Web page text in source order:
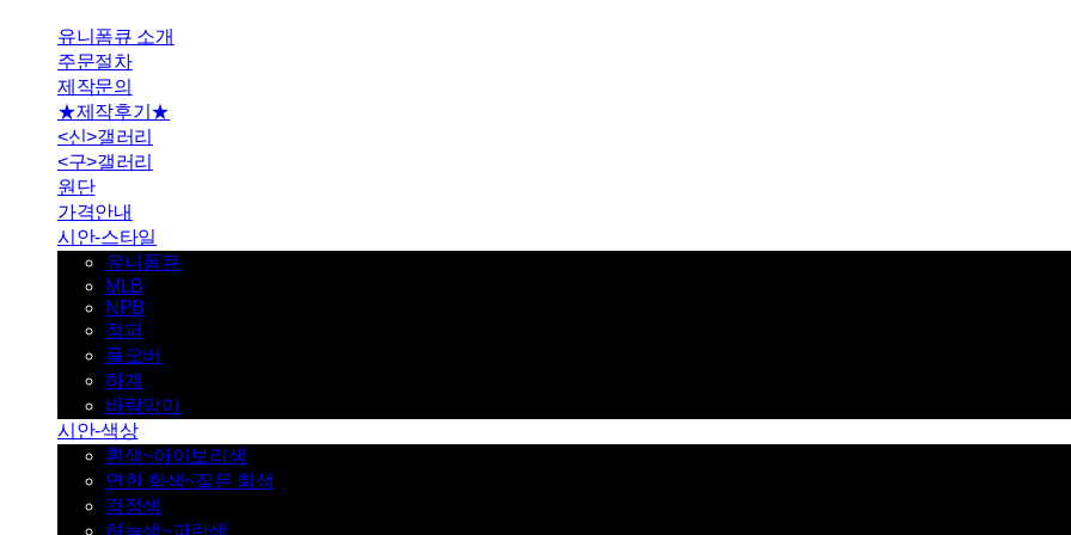
유니폼큐 소개
주문절차
제작문의
★제작후기★
<신>갤러리
<구>갤러리
원단
가격안내
시안-스타일
유니폼큐
MLB
NPB
점퍼
풀오버
하계
바람막이
시안-색상
흰색~아이보리색
연한 회색~짙은 회색
검정색